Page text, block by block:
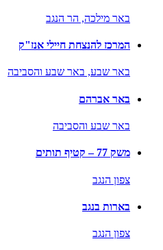
באר מילכה, הר הנגב
המרכז להנצחת חיילי אנז"ק
באר שבע, באר שבע והסביבה
באר אברהם
באר שבע והסביבה
משק 77 – קטיף תותים
צפון הנגב
בארות בנגב
צפון הנגב